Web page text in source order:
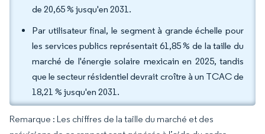
de 20,65 % jusqu'en 2031.
Par utilisateur final, le segment à grande échelle pour
les services publics représentait 61,85 % de la taille du
marché de l'énergie solaire mexicain en 2025, tandis
que le secteur résidentiel devrait croître à un TCAC de
18,21 % jusqu'en 2031.
Remarque : Les chiffres de la taille du marché et des